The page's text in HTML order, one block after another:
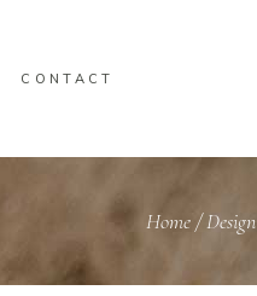
CONTACT
Home/Design